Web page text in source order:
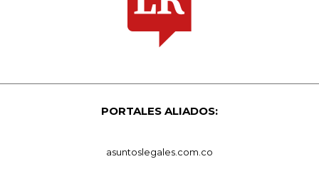
PORTALES ALIADOS:
asuntoslegales.com.co